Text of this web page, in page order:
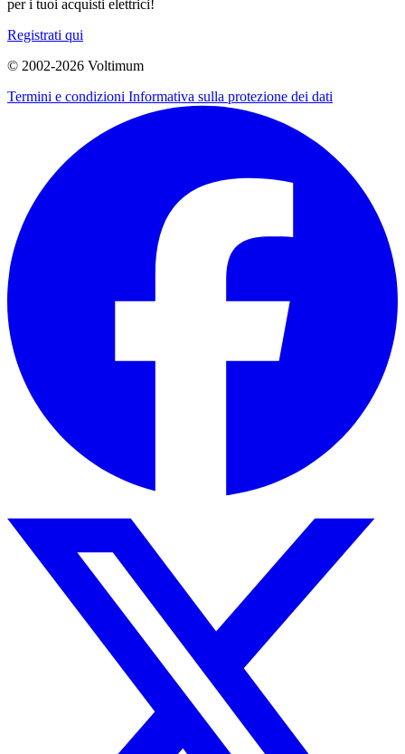
per i tuoi acquisti elettrici!
Registrati qui
© 2002-2026 Voltimum
Termini e condizioni Informativa sulla protezione dei dati